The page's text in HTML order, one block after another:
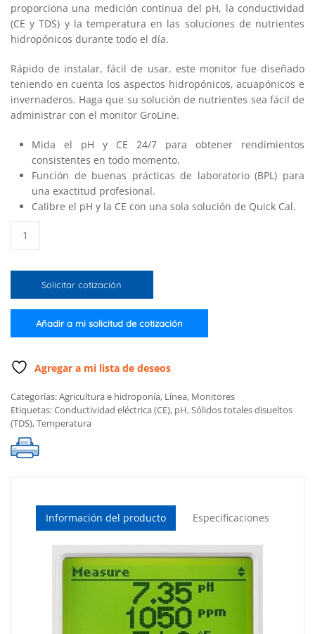
proporciona una medición continua del pH, la conductividad
(CE y TDS) y la temperatura en las soluciones de nutrientes
hidropónicos durante todo el día.
Rápido de instalar, fácil de usar, este monitor fue diseñado
teniendo en cuenta los aspectos hidropónicos, acuapónicos e
invernaderos. Haga que su solución de nutrientes sea fácil de
administrar con el monitor GroLine.
Mida el pH y CE 24/7 para obtener rendimientos
consistentes en todo momento.
Función de buenas prácticas de laboratorio (BPL) para
una exactitud profesional.
Calibre el pH y la CE con una sola solución de Quick Cal.
GroLine
nutrientes
sonda
linea
Solicitar cotización
Añadir a mi solicitud de cotización
Agregar a mi lista de deseos
Categorías:Agricultura e hidroponía, Línea, Monitores
Etiquetas:Conductividad eléctrica (CE), pH,Sólidos totales disueltos
(TDS),Temperatura
Información del producto Especificaciones